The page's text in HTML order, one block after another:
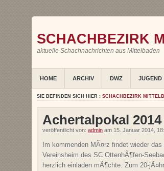
SCHACHBEZIRK
aktuelle Schachnachrichten aus Mittelbaden
HOME ARCHIV DWZ JUGEND
SIE BEFINDEN SICH HIER : SCHACHBEZIRK
Achertalpokal 2014
veröffentlicht von: admin am 15. Januar 2014,
Im kommenden MÃ¤rz findet wieder
Vereinsheim des SC OttenhÃ¶fen-
herzlich einladen mÃ¶chte. Zum 20-